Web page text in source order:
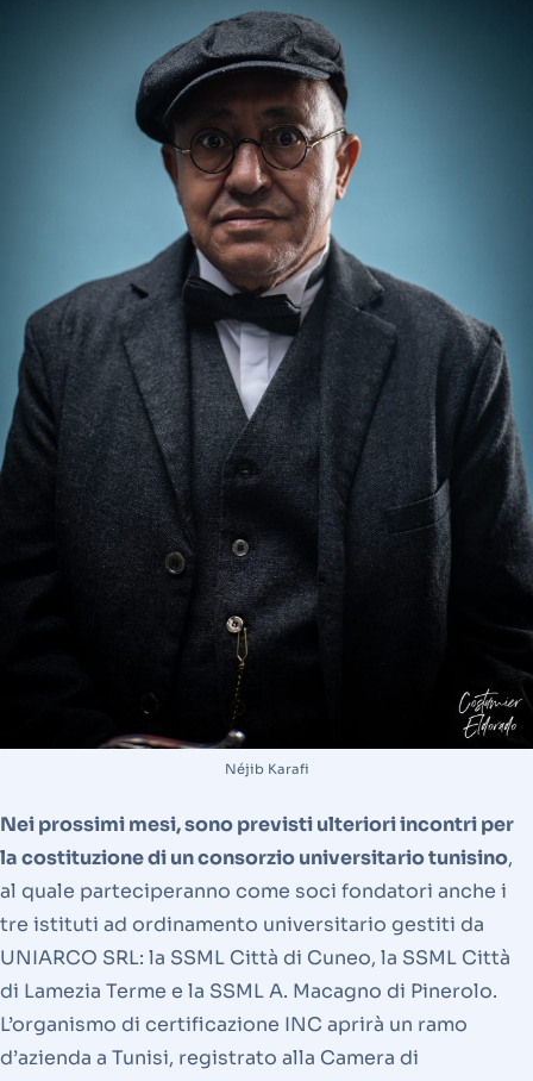
Néjib Karafi
Nei prossimi mesi, sono previsti ulteriori incontri per
la costituzione di un consorzio universitario tunisino,
al quale parteciperanno come soci fondatori anche i
tre istituti ad ordinamento universitario gestiti da
UNIARCO SRL: la SSML Città di Cuneo, la SSML Città
di Lamezia Terme e la SSML A. Macagno di Pinerolo.
L’organismo di certificazione INC aprirà un ramo
d’azienda a Tunisi, registrato alla Camera di